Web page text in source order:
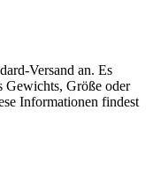
Versand an. Es
Gewichts, Größe oder
Informationen findest